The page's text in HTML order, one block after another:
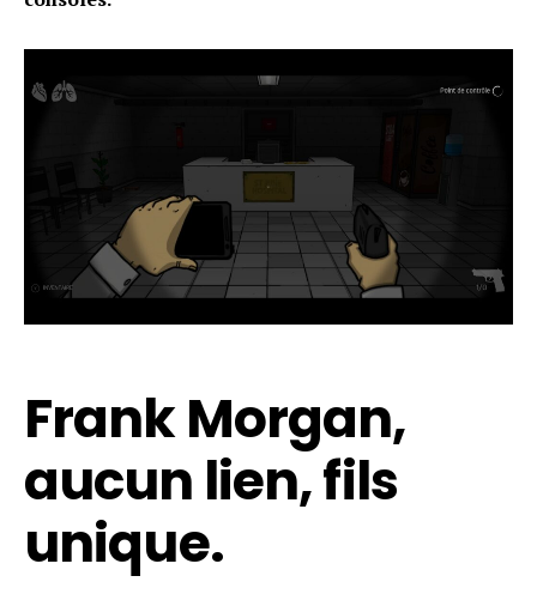
Frank Morgan,
aucun lien, fils
unique.